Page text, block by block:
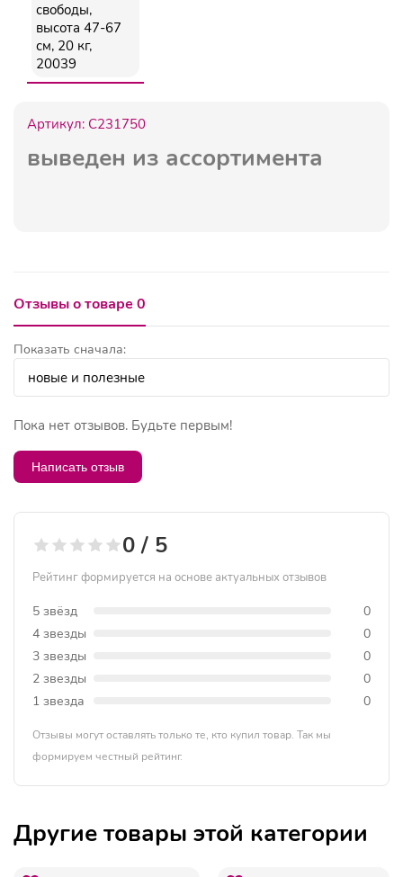
Артикул: C231750
выведен из ассортимента
Отзывы о товаре 0
Показать сначала:
Пока нет отзывов. Будьте первым!
Написать отзыв
0 / 5
Рейтинг формируется на основе актуальных отзывов
5 звёзд
0
4 звезды
0
3 звезды
0
2 звезды
0
1 звезда
0
Отзывы могут оставлять только те, кто купил товар. Так мы
формируем честный рейтинг.
Другие товары этой категории